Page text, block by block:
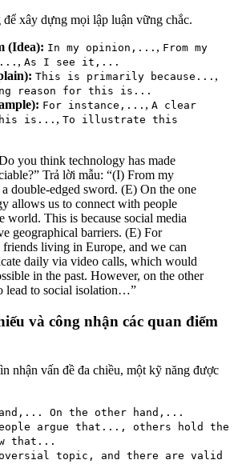
xây dựng mọi lập luận vững chắc.
(Idea): In my opinion,... , From my
, As I see it,...
This is primarily because... ,
reason for this is...
For instance,... , A clear
is... , To illustrate this
you think technology has made
Trả lời mẫu: “(I) From my
a double-edged sword. (E) On the one
allows us to connect with people
world. This is because social media
geographical barriers. (E) For
friends living in Europe, and we can
daily via video calls, which would
in the past. However, on the other
lead to social isolation…”
và công nhận các quan điểm
nhận vấn đề đa chiều, một kỹ năng được
On the other hand,...
argue that..., others hold the
that...
topic, and there are valid